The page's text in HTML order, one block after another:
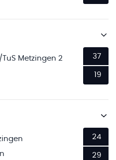
Metzingen 2
37
19
24
29